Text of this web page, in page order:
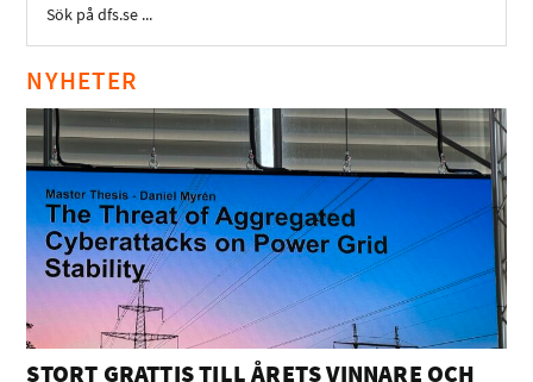
NYHETER
STORT GRATTIS TILL ÅRETS VINNARE OCH